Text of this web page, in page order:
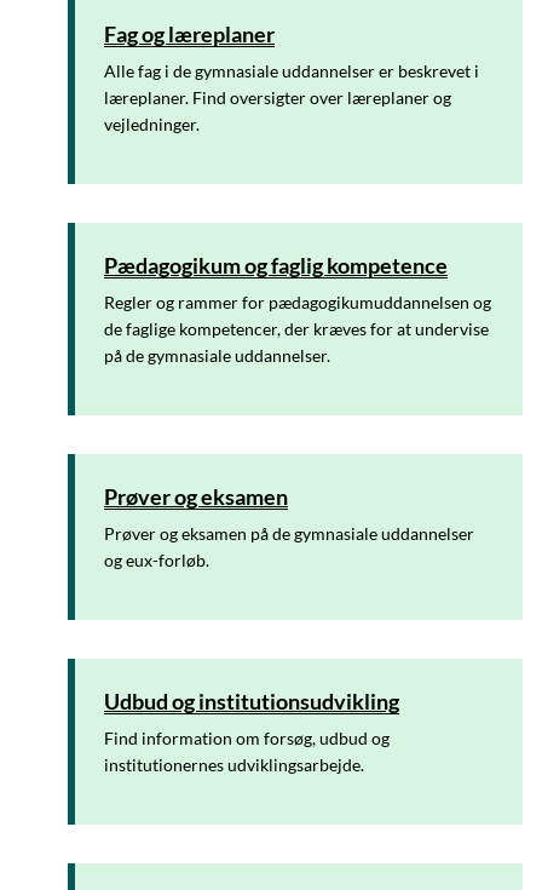
Fag og læreplaner
Alle fag i de gymnasiale uddannelser er beskrevet i
læreplaner. Find oversigter over læreplaner og
vejledninger.
Pædagogikum og faglig kompetence
Regler og rammer for pædagogikumuddannelsen og
de faglige kompetencer, der kræves for at undervise
på de gymnasiale uddannelser.
Prøver og eksamen
Prøver og eksamen på de gymnasiale uddannelser
og eux-forløb.
Udbud og institutionsudvikling
Find information om forsøg, udbud og
institutionernes udviklingsarbejde.